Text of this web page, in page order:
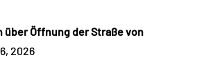
Öffnung der Straße von
2026